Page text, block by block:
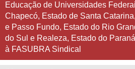
Educação de Universidades
Chapecó, Estado de Santa
e Passo Fundo, Estado do Rio
do Sul e Realeza, Estado do
à FASUBRA Sindical